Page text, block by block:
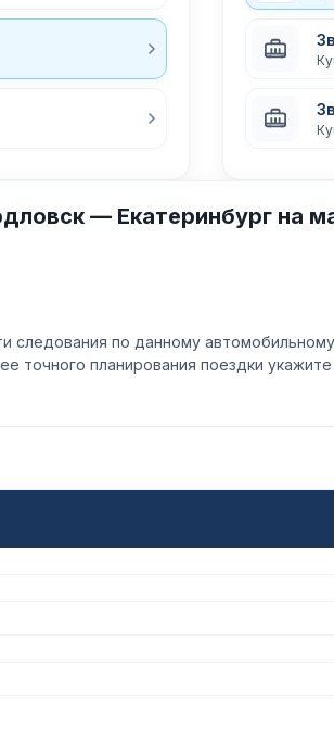
— Екатеринбург на
по данному
точного планирования поездки